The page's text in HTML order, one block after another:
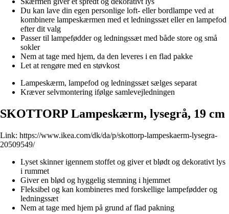
Du kan lave din egen personlige loft- eller bordlampe ved at
kombinere lampeskærmen med et ledningssæt eller en lampefod
efter dit valg
Passer til lampefødder og ledningssæt med både store og små
sokler
Nem at tage med hjem, da den leveres i en flad pakke
Let at rengøre med en støvkost
Lampeskærm, lampefod og ledningssæt sælges separat
Kræver selvmontering ifølge samlevejledningen
SKOTTORP Lampeskærm, lysegrå, 19 cm
Link: https://www.ikea.com/dk/da/p/skottorp-lampeskaerm-lysegra-
20509549/
Lyset skinner igennem stoffet og giver et blødt og dekorativt lys
i rummet
Giver en blød og hyggelig stemning i hjemmet
Fleksibel og kan kombineres med forskellige lampefødder og
ledningssæt
Nem at tage med hjem på grund af flad pakning